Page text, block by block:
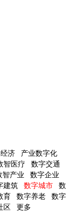
济
产业数字化
智医疗
数字交通
智产业
数字企业
建筑 数字城市
数
育 数字养老
数字
区 更多